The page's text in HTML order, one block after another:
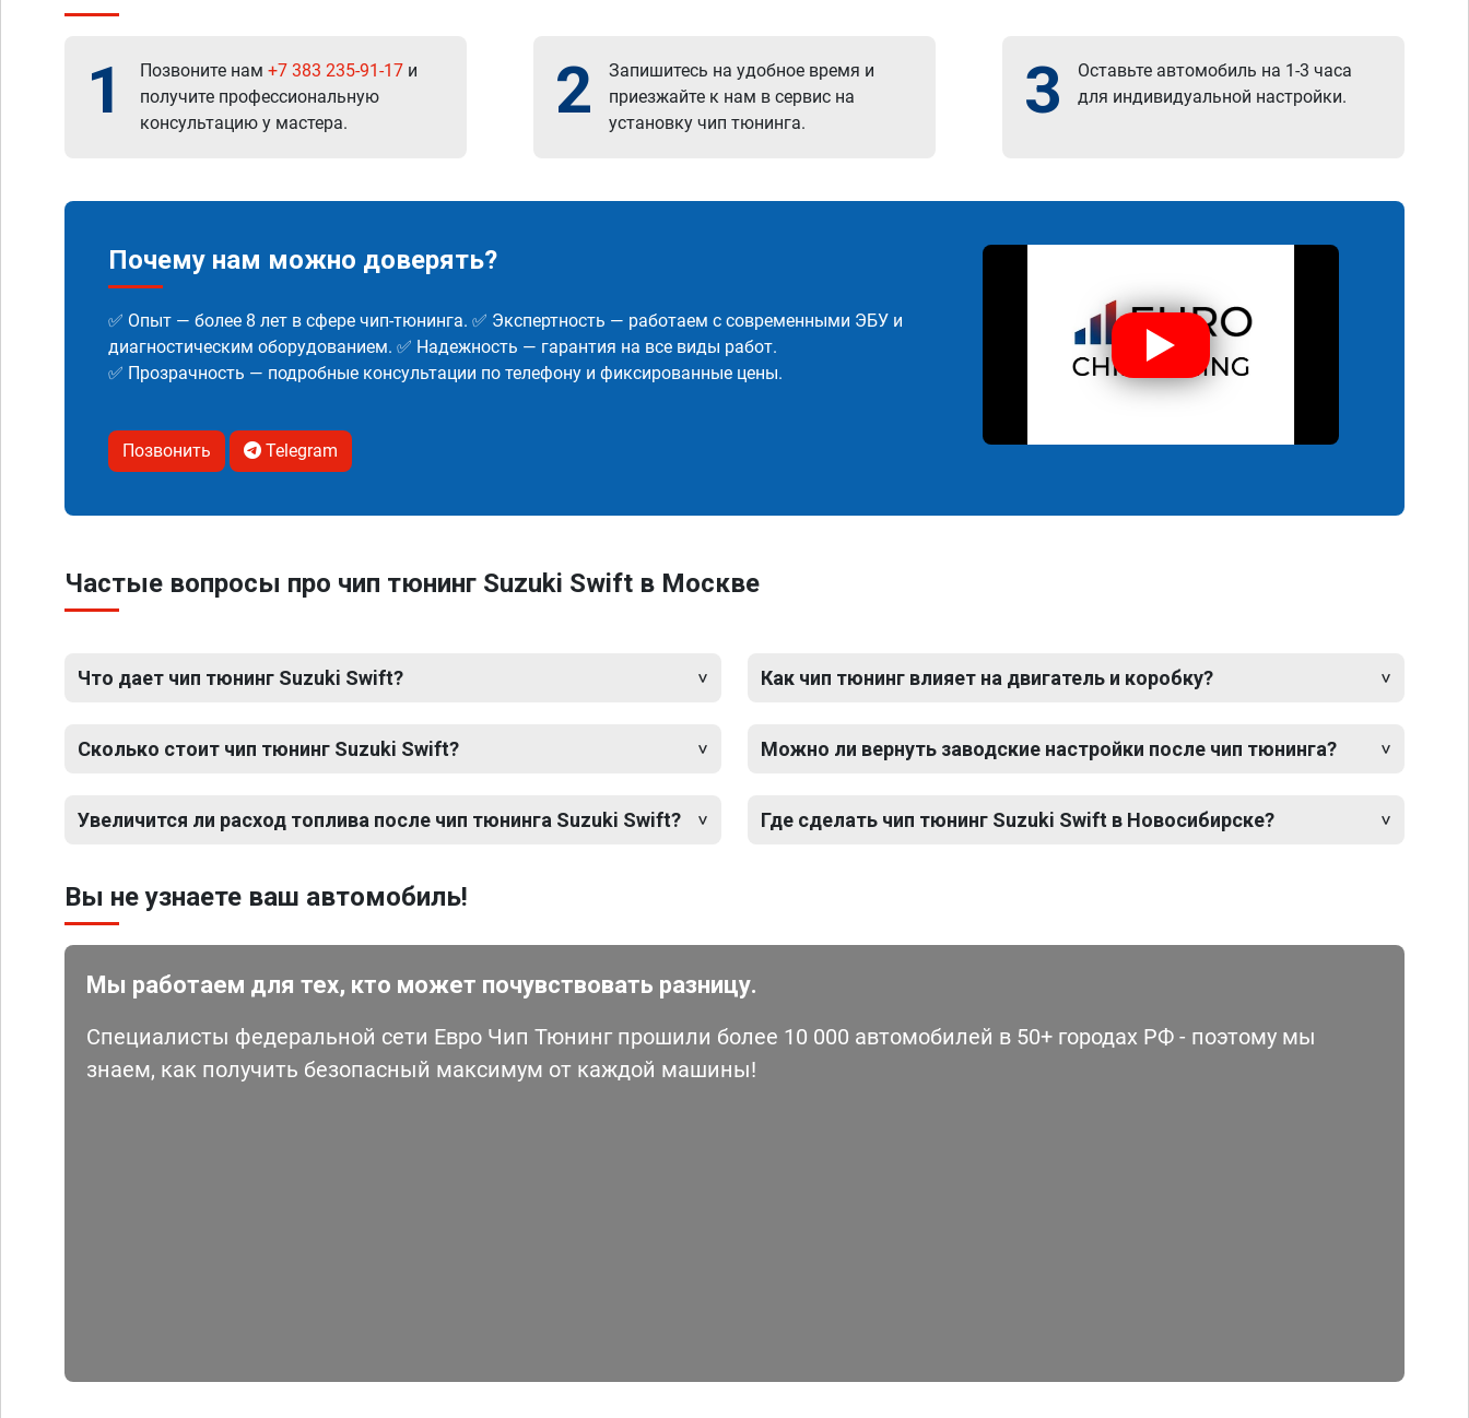
1 Позвоните нам +7 383 235-91-17 и
получите профессиональную
консультацию у мастера.
2
Запишитесь на удобное время и
приезжайте к нам в сервис на
установку чип тюнинга.
3
Оставьте автомобиль на 1-3 часа
для индивидуальной настройки.
Почему нам можно доверять?
✅ Опыт — более 8 лет в сфере чип-тюнинга. ✅ Экспертность — работаем с современными ЭБУ и
диагностическим оборудованием. ✅ Надежность — гарантия на все виды работ.
✅ Прозрачность — подробные консультации по телефону и фиксированные цены.
Позвонить Telegram
Частые вопросы про чип тюнинг Suzuki Swift в Москве
Что дает чип тюнинг Suzuki Swift?
Сколько стоит чип тюнинг Suzuki Swift?
Увеличится ли расход топлива после чип тюнинга Suzuki Swift?
Как чип тюнинг влияет на двигатель и коробку?
Можно ли вернуть заводские настройки после чип тюнинга?
Где сделать чип тюнинг Suzuki Swift в Новосибирске?
Вы не узнаете ваш автомобиль!
Мы работаем для тех, кто может почувствовать разницу.
Специалисты федеральной сети Евро Чип Тюнинг прошили более 10 000 автомобилей в 50+ городах РФ - поэтому мы
знаем, как получить безопасный максимум от каждой машины!